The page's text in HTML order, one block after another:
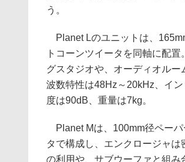
う。
Planet Lのユニットは、
トコーンツイータを同軸に配
グスタジオや、オーディオル
波数特性は48Hz～20kHz、イ
度は90dB、重量は7kg。
Planet Mは、100mm径ペー
タで構成し、エンクロージャ
の利用や、サブウーファと組